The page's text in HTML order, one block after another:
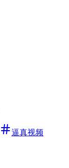
逼真视频